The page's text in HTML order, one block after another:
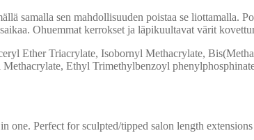
samalla sen mahdollisuuden poistaa se liottamalla.
Ohuemmat kerrokset ja läpikuultavat värit
Ether Triacrylate, Isobornyl Methacrylate,
Ethyl Trimethylbenzoyl
Perfect for sculpted/tipped salon length extensions